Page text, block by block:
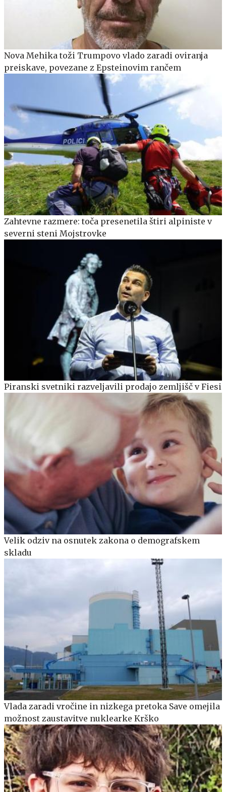
Nova Mehika toži Trumpovo vlado zaradi oviranja
preiskave, povezane z Epsteinovim rančem
Zahtevne razmere: toča presenetila štiri alpiniste v
severni steni Mojstrovke
Piranski svetniki razveljavili prodajo zemljišč v Fiesi
Velik odziv na osnutek zakona o demografskem
skladu
Vlada zaradi vročine in nizkega pretoka Save omejila
možnost zaustavitve nuklearke Krško